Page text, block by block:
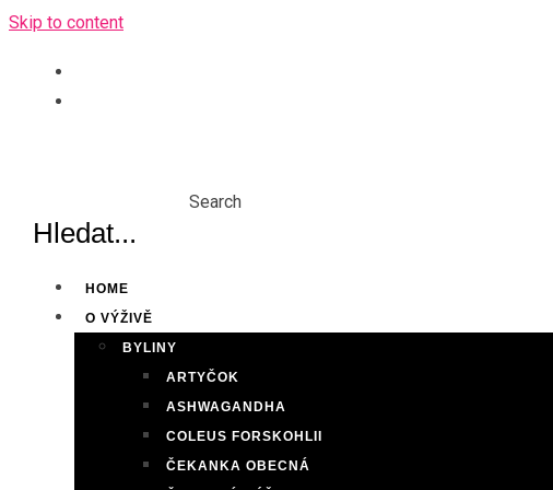
Skip to content
Search
HOME
O VÝŽIVĚ
BYLINY
ARTYČOK
ASHWAGANDHA
COLEUS FORSKOHLII
ČEKANKA OBECNÁ